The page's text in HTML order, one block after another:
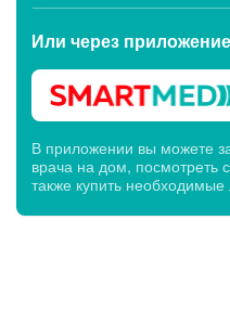
Или через приложение
В приложении вы можете
врача на дом, посмотреть
также купить необходимые